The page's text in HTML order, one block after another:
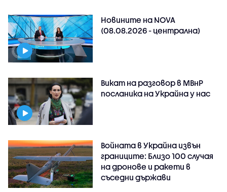
Новините на NOVA
(08.08.2026 - централна)
Викат на разговор в МВнР
посланика на Украйна у нас
Войната в Украйна извън
границите: Близо 100 случая
на дронове и ракети в
съседни държави